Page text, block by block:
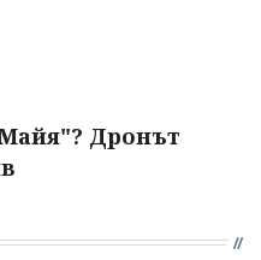
Дронът